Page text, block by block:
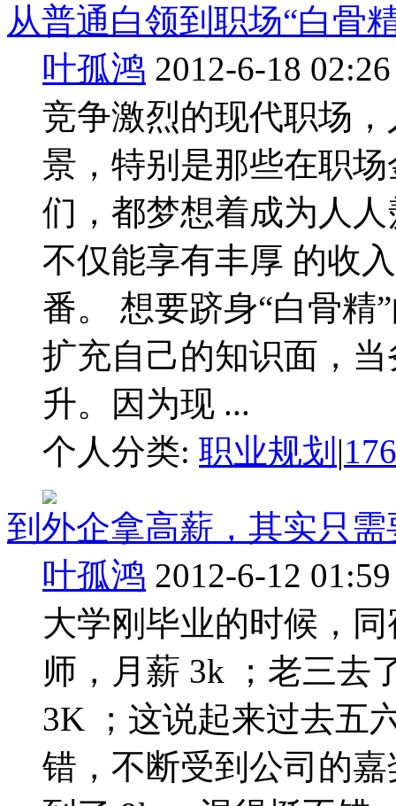
从普通白领到职场“白骨
叶孤鸿 2012-6-18 02:26
竞争激烈的现代职场
景，特别是那些在职
们，都梦想着成为人
不仅能享有丰厚 的收
番。 想要跻身“白骨精
扩充自己的知识面，
升。因为现 ...
个人分类: 职业规划 |
到外企拿高薪，其实只
叶孤鸿 2012-6-12 01:59
大学刚毕业的时候，
师，月薪 3k ；老三去
3K ；这说起来过去五
错，不断受到公司的